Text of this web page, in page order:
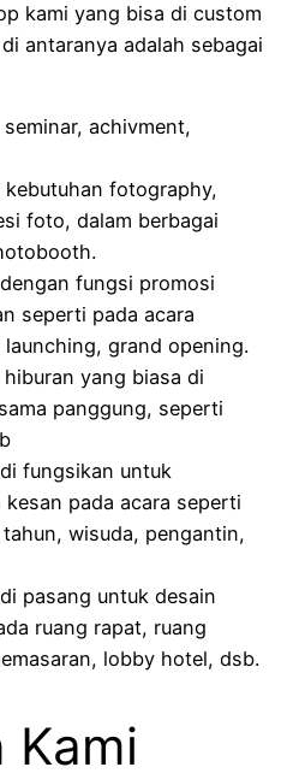
kami yang bisa di custom
antaranya adalah sebagai
achivment,
fotography,
foto, dalam berbagai
fungsi promosi
seperti pada acara
launching, grand opening.
yang biasa di
panggung, seperti
fungsikan untuk
kesan pada acara seperti
wisuda, pengantin,
pasang untuk desain
ruang rapat, ruang
lobby hotel, dsb.
Kami